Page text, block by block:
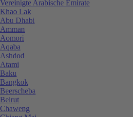
Vereinigte Arabische Emirate
Khao Lak
Abu Dhabi
Amman
Aomori
Aqaba
Ashdod
Atami
Baku
Bangkok
Beerscheba
Beirut
Chaweng